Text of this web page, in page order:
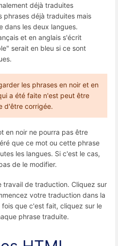
déjà traduites
phrases déjà traduites mais
dans les deux langues.
et en anglais s'écrit
serait en bleu si ce sont
les phrases en noir et en
a été faite n'est peut être
d'être corrigée.
en noir ne pourra pas être
que ce mot ou cette phrase
les langues. Si c'est le cas,
de le modifier.
travail de traduction. Cliquez sur
votre traduction dans la
que c'est fait, cliquez sur le
phrase traduite.